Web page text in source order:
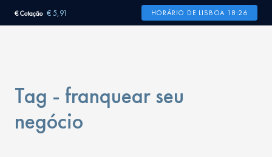
€ Cotação € 5,91 HORÁRIO DE LISBOA 18:26
Tag - franquear seu
negócio